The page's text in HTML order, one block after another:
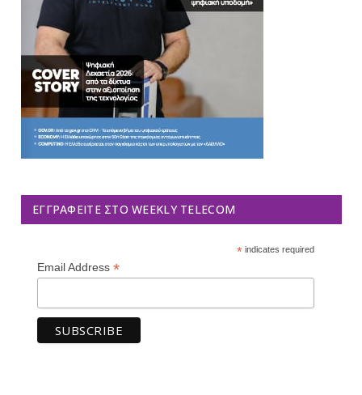
ΕΓΓΡΑΦΕΊΤΕ ΣΤΟ WEEKLY TELECOM
*indicates required
Email Address *